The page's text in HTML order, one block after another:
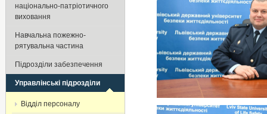
національно-патріотичного
виховання
Навчальна пожежно-
рятувальна частина
Підрозділи забезпечення
Управлінські підрозділи
Відділ персоналу